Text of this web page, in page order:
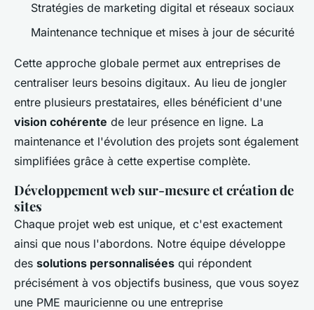
Stratégies de marketing digital et réseaux sociaux
Maintenance technique et mises à jour de sécurité
Cette approche globale permet aux entreprises de
centraliser leurs besoins digitaux. Au lieu de jongler
entre plusieurs prestataires, elles bénéficient d'une
vision cohérente de leur présence en ligne. La
maintenance et l'évolution des projets sont également
simplifiées grâce à cette expertise complète.
Développement web sur-mesure et création de
sites
Chaque projet web est unique, et c'est exactement
ainsi que nous l'abordons. Notre équipe développe
des solutions personnalisées qui répondent
précisément à vos objectifs business, que vous soyez
une PME mauricienne ou une entreprise